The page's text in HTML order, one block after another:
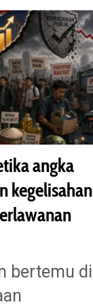
angka
kegelisahan
bertemu di